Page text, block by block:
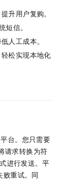
升用户复购。
短信。
人工成本。
松实现本地化
台。您只需要
请求转换为符
进行发送。平
败重试。同